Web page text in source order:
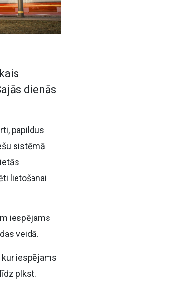
dienās
papildus
sistēmā
lietošanai
iespējams
veidā.
kur iespējams
plkst.